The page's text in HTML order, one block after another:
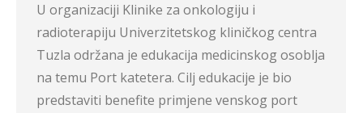
U organizaciji Klinike za onkologiju i
radioterapiju Univerzitetskog kliničkog centra
Tuzla održana je edukacija medicinskog osoblja
na temu Port katetera. Cilj edukacije je bio
predstaviti benefite primjene venskog port